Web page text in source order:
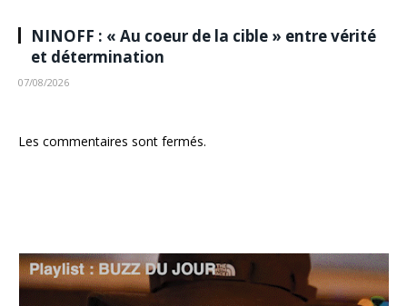
NINOFF : « Au coeur de la cible » entre vérité
et détermination
07/08/2026
Les commentaires sont fermés.